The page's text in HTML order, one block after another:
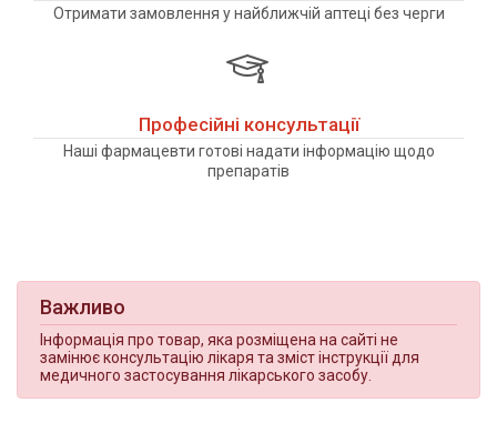
Отримати замовлення у найближчій аптеці без черги
Професійні консультації
Наші фармацевти готові надати інформацію щодо
препаратів
Важливо
Інформація про товар, яка розміщена на сайті не
замінює консультацію лікаря та зміст інструкції для
медичного застосування лікарського засобу.